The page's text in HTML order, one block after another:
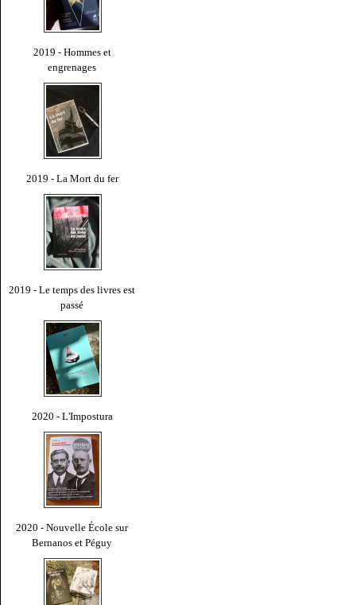
2019 - Hommes et
engrenages
2019 - La Mort du fer
2019 - Le temps des livres est
passé
2020 - L'Impostura
2020 - Nouvelle École sur
Bernanos et Péguy